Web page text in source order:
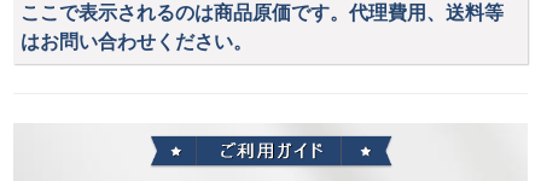
ここで表示されるのは商品原価です。代理費用、送料等
はお問い合わせください。